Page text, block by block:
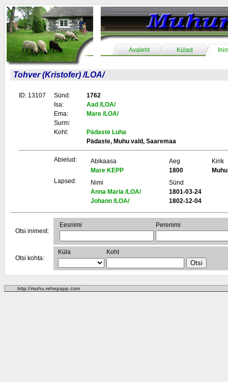
Avaleht Külad
Tohver (Kristofer) /LOA/
ID: 13107 Sünd:
1762
Isa:
Aad /LOA/
Ema:
Mare /LOA/
Surm:
Koht:
Pädaste Luha
Pädaste, Muhu vald, Saaremaa
Abielud: Abikaasa Aeg
Kirik
Mare KEPP
1800
Muhu
Lapsed:
Nimi
Sünd
Anna Maria /LOA/
1801-03-24
Johann /LOA/
1802-12-04
Otsi inimest:
Eesnimi Perenimi
Otsi kohta:
Küla Koht
http://muhu.rehepapp.com